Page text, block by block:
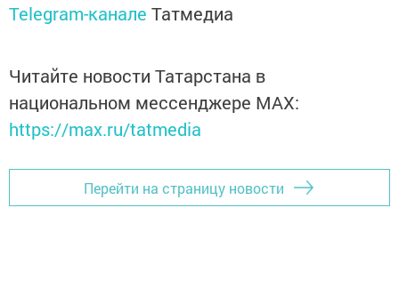
Telegram-канале Татмедиа
Читайте новости Татарстана в
национальном мессенджере MАХ:
https://max.ru/tatmedia
Перейти на страницу новости